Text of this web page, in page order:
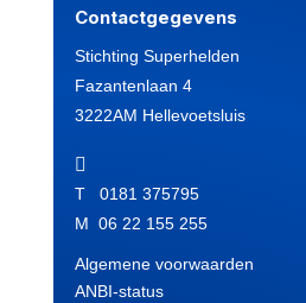
Contactgegevens
Stichting Superhelden
Fazantenlaan 4
3222AM Hellevoetsluis

T 0181 375795
M 06 22 155 255
Algemene voorwaarden
ANBI-status